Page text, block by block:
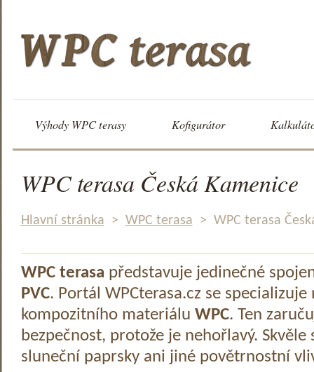
Výhody WPC terasy Kofigurátor
WPC terasa Česká Kamenice
Hlavní stránka > WPC terasa > WPC terasa
WPC terasa představuje jedinečné
PVC. Portál WPCterasa.cz se specializuje
kompozitního materiálu WPC. Ten
bezpečnost, protože je nehořlavý.
sluneční paprsky ani jiné povětrnostní